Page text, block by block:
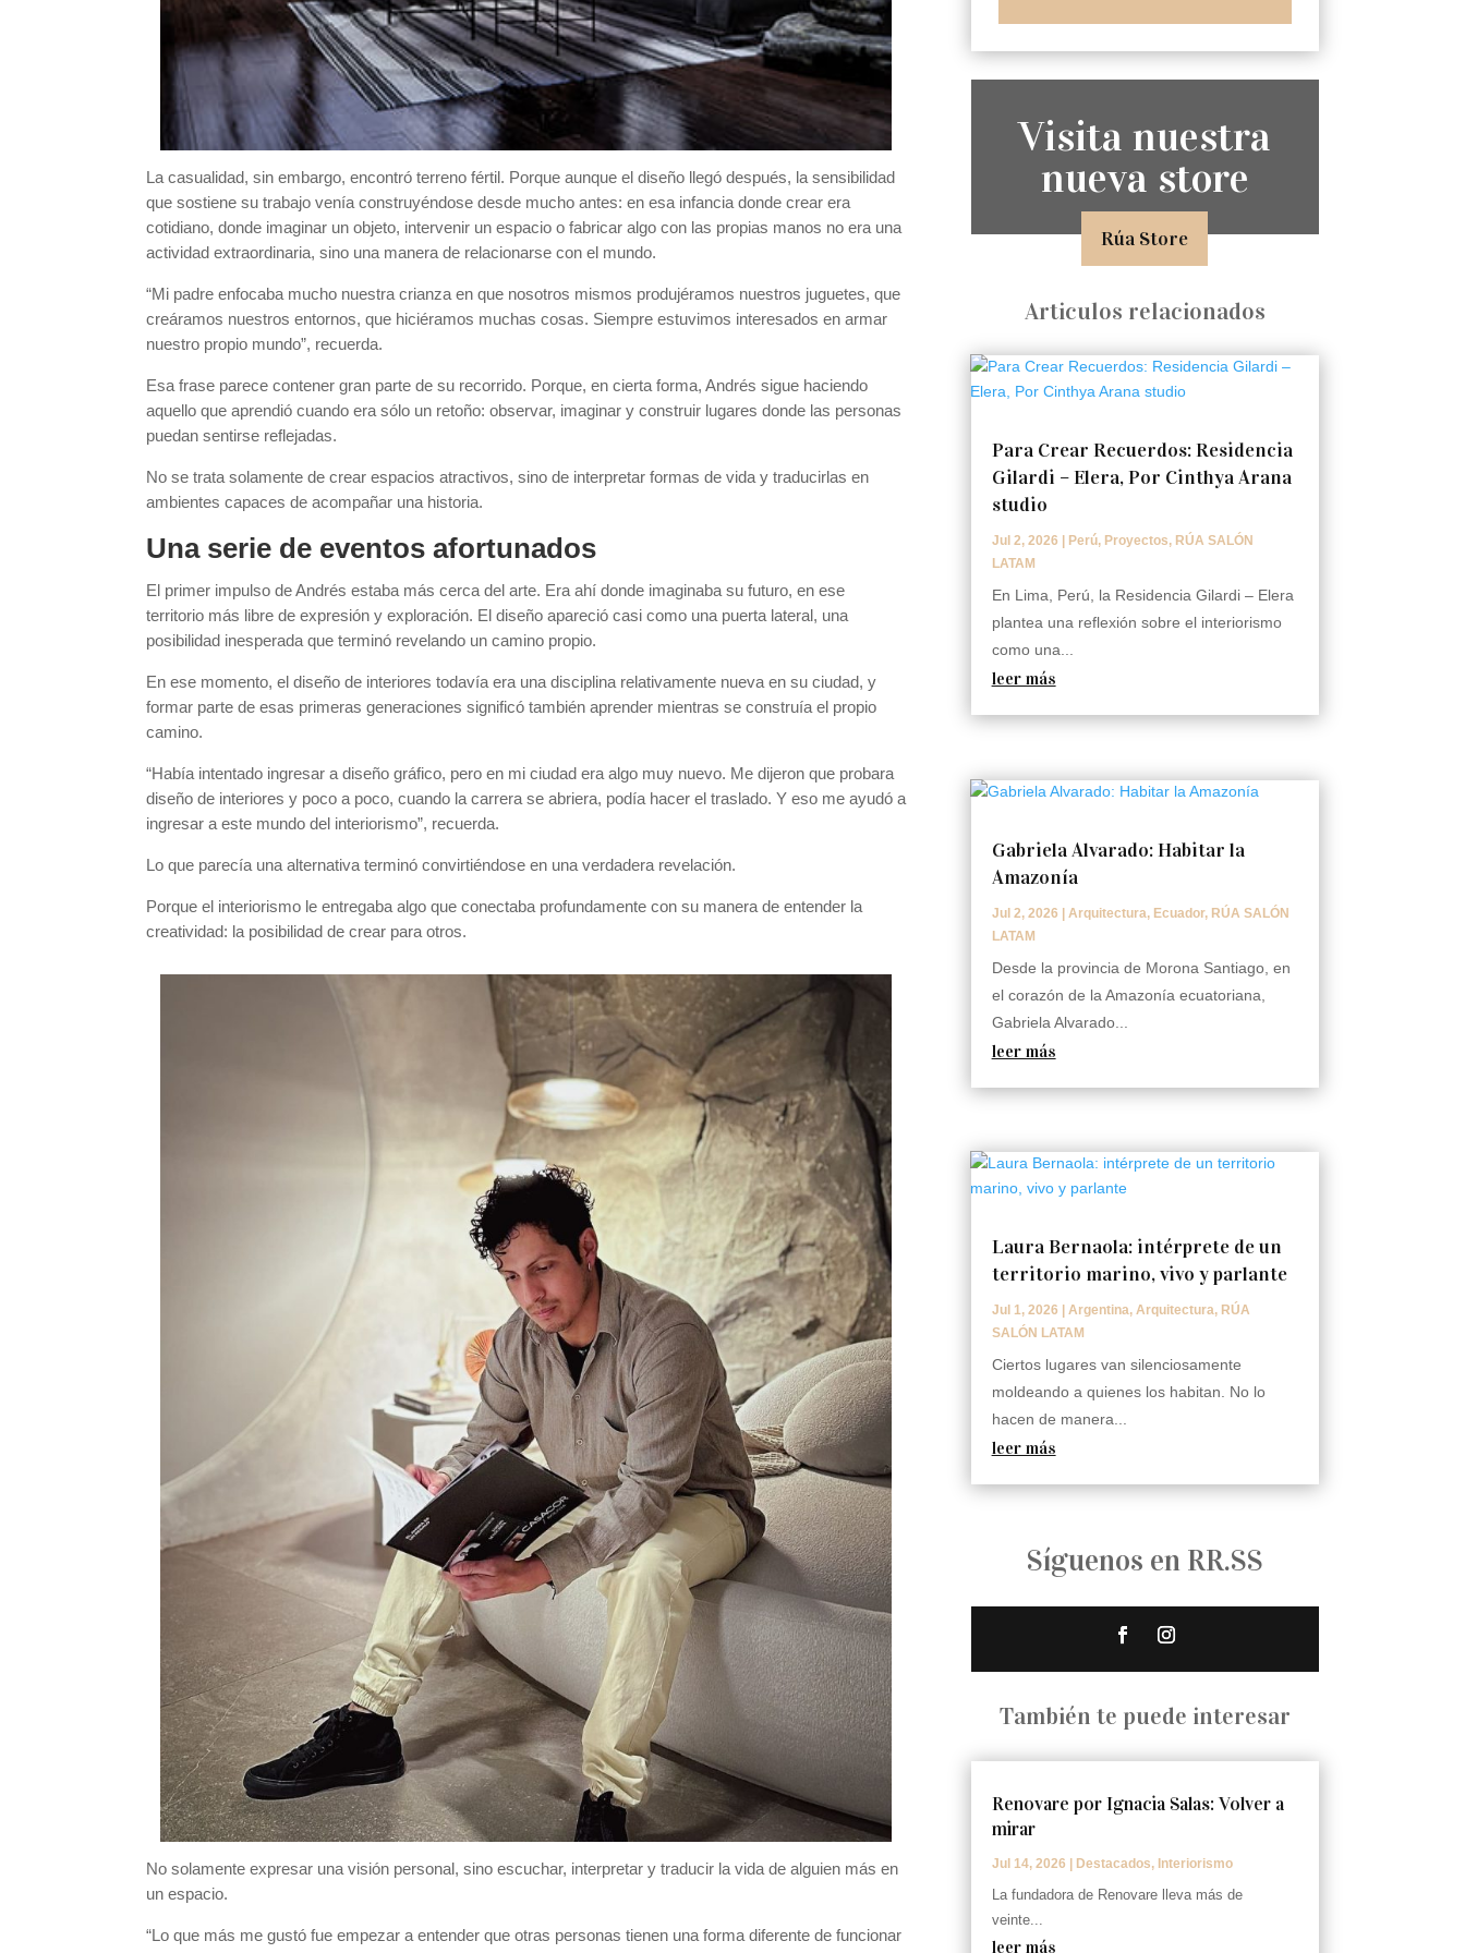
La casualidad, sin embargo, encontró terreno fértil. Porque aunque el diseño llegó después, la sensibilidad
que sostiene su trabajo venía construyéndose desde mucho antes: en esa infancia donde crear era
cotidiano, donde imaginar un objeto, intervenir un espacio o fabricar algo con las propias manos no era una
actividad extraordinaria, sino una manera de relacionarse con el mundo.
“Mi padre enfocaba mucho nuestra crianza en que nosotros mismos produjéramos nuestros juguetes, que
creáramos nuestros entornos, que hiciéramos muchas cosas. Siempre estuvimos interesados en armar
nuestro propio mundo”, recuerda.
Esa frase parece contener gran parte de su recorrido. Porque, en cierta forma, Andrés sigue haciendo
aquello que aprendió cuando era sólo un retoño: observar, imaginar y construir lugares donde las personas
puedan sentirse reflejadas.
No se trata solamente de crear espacios atractivos, sino de interpretar formas de vida y traducirlas en
ambientes capaces de acompañar una historia.
Una serie de eventos afortunados
El primer impulso de Andrés estaba más cerca del arte. Era ahí donde imaginaba su futuro, en ese
territorio más libre de expresión y exploración. El diseño apareció casi como una puerta lateral, una
posibilidad inesperada que terminó revelando un camino propio.
En ese momento, el diseño de interiores todavía era una disciplina relativamente nueva en su ciudad, y
formar parte de esas primeras generaciones significó también aprender mientras se construía el propio
camino.
“Había intentado ingresar a diseño gráfico, pero en mi ciudad era algo muy nuevo. Me dijeron que probara
diseño de interiores y poco a poco, cuando la carrera se abriera, podía hacer el traslado. Y eso me ayudó a
ingresar a este mundo del interiorismo”, recuerda.
Lo que parecía una alternativa terminó convirtiéndose en una verdadera revelación.
Porque el interiorismo le entregaba algo que conectaba profundamente con su manera de entender la
creatividad: la posibilidad de crear para otros.
No solamente expresar una visión personal, sino escuchar, interpretar y traducir la vida de alguien más en
un espacio.
“Lo que más me gustó fue empezar a entender que otras personas tienen una forma diferente de funcionar
Visita nuestra
nueva store
Rúa Store
Articulos relacionados
Para Crear Recuerdos: Residencia
Gilardi – Elera, Por Cinthya Arana
studio
Jul 2, 2026 Perú, Proyectos, RÚA SALÓN
LATAM
En Lima, Perú, la Residencia Gilardi – Elera
plantea una reflexión sobre el interiorismo
como una...
leer más
Gabriela Alvarado: Habitar la
Amazonía
Jul 2, 2026 | Arquitectura, Ecuador, RÚA SALÓN
LATAM
Desde la provincia de Morona Santiago, en
el corazón de la Amazonía ecuatoriana,
Gabriela Alvarado...
leer más
Laura Bernaola: intérprete de un
territorio marino, vivo y parlante
Jul 1, 2026 | Argentina, Arquitectura, RÚA
SALÓN LATAM
Ciertos lugares van silenciosamente
moldeando a quienes los habitan. No lo
hacen de manera...
leer más
Síguenos en RR.SS
También te puede interesar
Renovare por Ignacia Salas: Volver a
mirar
Jul 14, 2026 Destacados, Interiorismo
La fundadora de Renovare lleva más de
veinte...
leer más